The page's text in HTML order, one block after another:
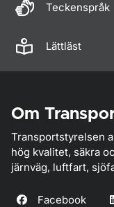
Teckenspråk
Lättläst
Om
Transportstyrelsen
hög kvalitet, säkra
järnväg, luftfart,
Facebook